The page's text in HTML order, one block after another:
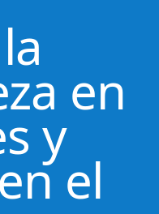
en
y
el